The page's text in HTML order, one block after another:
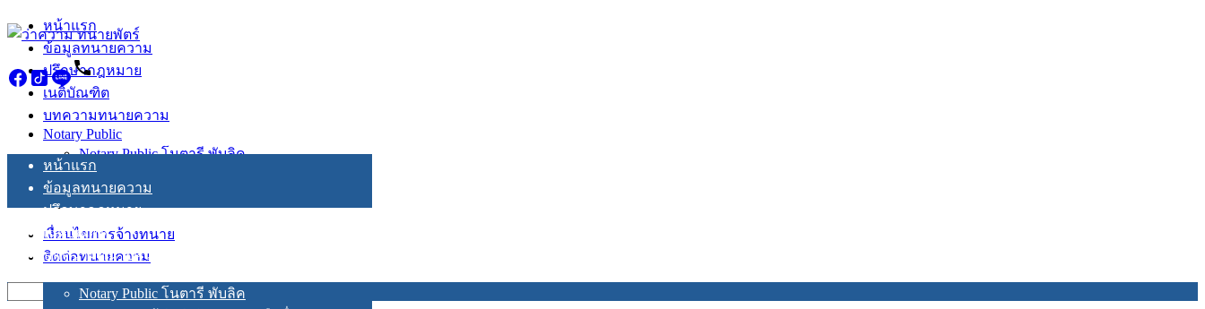
Skip
to
content
หน้าแรก
ข้อมูลทนายความ
ปรึกษากฎหมาย
เนติบัณฑิต
บทความทนายความ
Notary Public โนตารี พับลิค
หน้าแรก
ข้อมูลทนายความ
ปรึกษากฎหมาย
เนติบัณฑิต
บทความทนายความ
Notary Public
Notary Public โนตารี พับลิค
ทนายความผู้ทำคำรับรองลายมือชื่อและเอกสาร
เงื่อนไขการจ้างทนาย
ติดต่อทนายความ
for: